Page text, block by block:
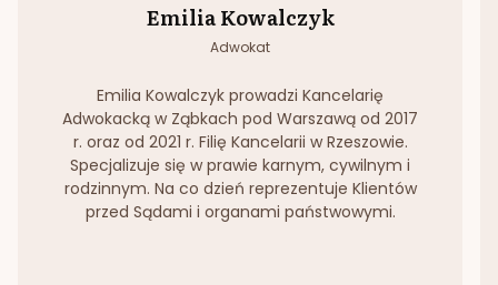
Emilia Kowalczyk
Adwokat
Emilia Kowalczyk prowadzi Kancelarię
Adwokacką w Ząbkach pod Warszawą od 2017
r. oraz od 2021 r. Filię Kancelarii w Rzeszowie.
Specjalizuje się w prawie karnym, cywilnym i
rodzinnym. Na co dzień reprezentuje Klientów
przed Sądami i organami państwowymi.